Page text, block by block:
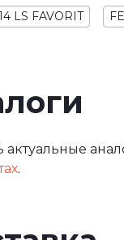
LS FAVORIT
актуальные
.